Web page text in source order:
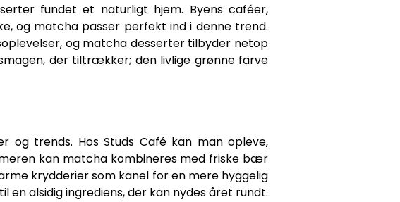
fundet et naturligt hjem. Byens caféer,
og matcha passer perfekt ind i denne trend.
og matcha desserter tilbyder netop
der tiltrækker; den livlige grønne farve
trends. Hos Studs Café kan man opleve,
kan matcha kombineres med friske bær
krydderier som kanel for en mere hyggelig
alsidig ingrediens, der kan nydes året rundt.